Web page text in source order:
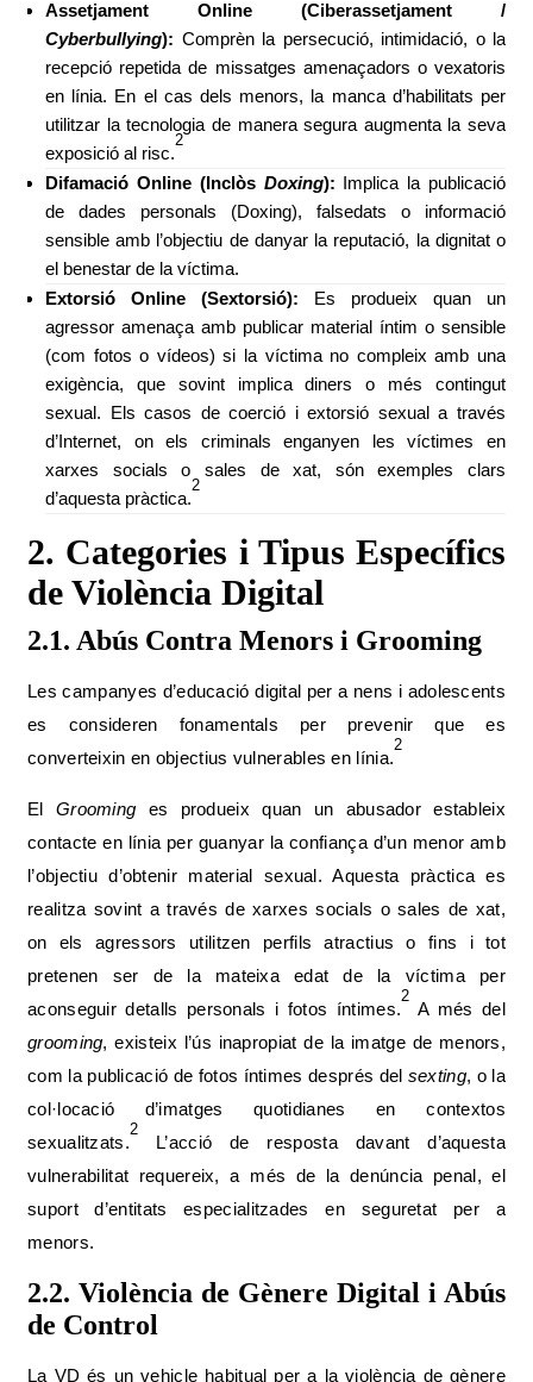
Assetjament Online (Ciberassetjament /
Cyberbullying): Comprèn la persecució, intimidació, o la
recepció repetida de missatges amenaçadors o vexatoris
en línia. En el cas dels menors, la manca d’habilitats per
utilitzar la tecnologia de manera segura augmenta la seva
exposició al risc.
2
Difamació Online (Inclòs Doxing): Implica la publicació
de dades personals (Doxing), falsedats o informació
sensible amb l’objectiu de danyar la reputació, la dignitat o
el benestar de la víctima.
Extorsió Online (Sextorsió): Es produeix quan un
agressor amenaça amb publicar material íntim o sensible
(com fotos o vídeos) si la víctima no compleix amb una
exigència, que sovint implica diners o més contingut
sexual. Els casos de coerció i extorsió sexual a través
d’Internet, on els criminals enganyen les víctimes en
xarxes socials o sales de xat, són exemples clars
d’aquesta pràctica.
2
2. Categories i Tipus Específics
de Violència Digital
2.1. Abús Contra Menors i Grooming
Les campanyes d’educació digital per a nens i adolescents
es consideren fonamentals per prevenir que es
converteixin en objectius vulnerables en línia.
2
El Grooming es produeix quan un abusador estableix
contacte en línia per guanyar la confiança d’un menor amb
l’objectiu d’obtenir material sexual. Aquesta pràctica es
realitza sovint a través de xarxes socials o sales de xat,
on els agressors utilitzen perfils atractius o fins i tot
pretenen ser de la mateixa edat de la víctima per
aconseguir detalls personals i fotos íntimes.
2
A més del
grooming, existeix l’ús inapropiat de la imatge de menors,
com la publicació de fotos íntimes després del sexting, o la
col·locació d’imatges quotidianes en contextos
sexualitzats.
2
L’acció de resposta davant d’aquesta
vulnerabilitat requereix, a més de la denúncia penal, el
suport d’entitats especialitzades en seguretat per a
menors.
2.2. Violència de Gènere Digital i Abús
de Control
La VD és un vehicle habitual per a la violència de gènere